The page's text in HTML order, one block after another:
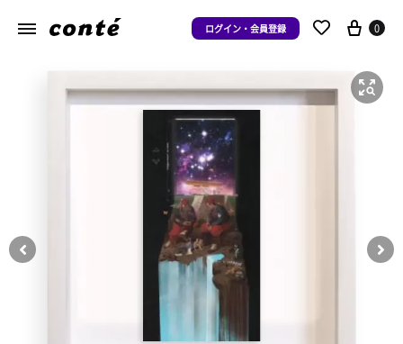
ログイン・会員登録 0